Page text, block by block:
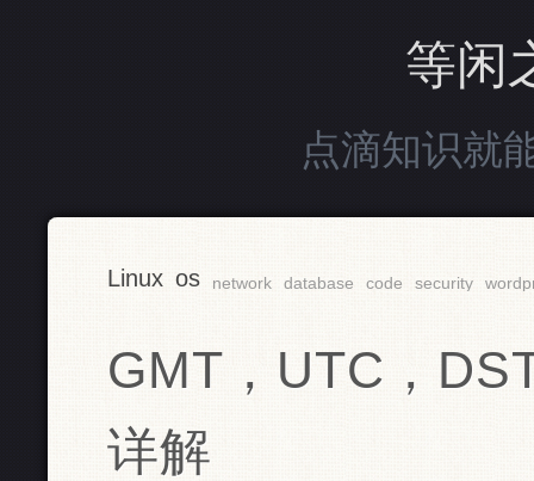
等闲
点滴知识就
Linux os network database code security
GMT，UTC，
详解